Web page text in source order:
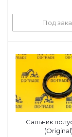
Под
Сальник
(Original)